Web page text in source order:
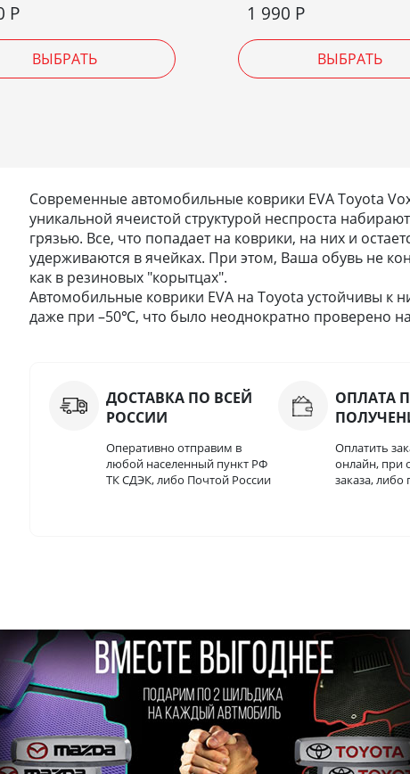
Р
ВЫБРАТЬ
1 990 Р
ВЫБРАТЬ
Современные автомобильные коврики EVA Toyota
уникальной ячеистой структурой неспроста
грязью. Все, что попадает на коврики, на них и
удерживаются в ячейках. При этом, Ваша обувь не
как в резиновых "корытцах".
Автомобильные коврики EVA на Toyota устойчивы к
даже при –50℃, что было неоднократно проверено
ДОСТАВКА ПО ВСЕЙ
РОССИИ
Оперативно отправим в
любой населенный пункт РФ
ТК СДЭК, либо Почтой России
ОПЛАТА
Оплатить
онлайн, при
заказа,